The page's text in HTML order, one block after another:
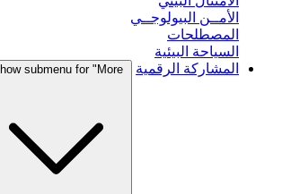
الأمــن البيولوجــي
المصطلحات
السياحة البيئية
المشاركة الرقمية
submenu for "More"